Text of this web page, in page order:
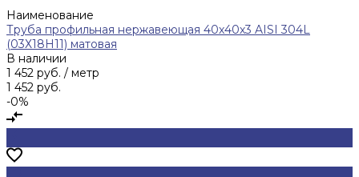
Наименование
Труба профильная нержавеющая 40х40х3 AISI 304L
(03Х18Н11) матовая
В наличии
1 452 руб. / метр
1 452 руб.
-0%